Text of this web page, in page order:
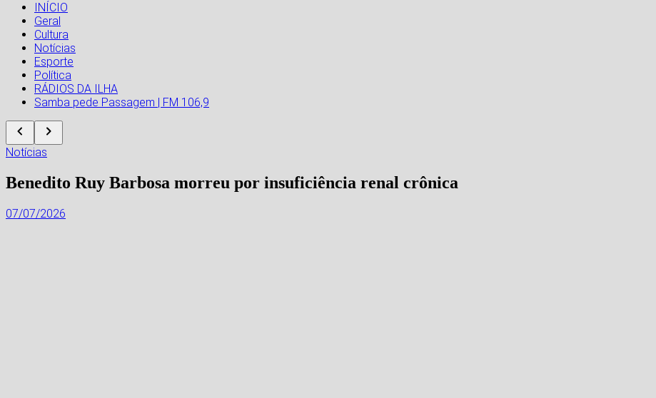
INÍCIO
Geral
Cultura
Notícias
Esporte
Política
RÁDIOS DA ILHA
Samba pede Passagem | FM 106,9
Notícias
Benedito Ruy Barbosa morreu por insuficiência renal crônica
07/07/2026